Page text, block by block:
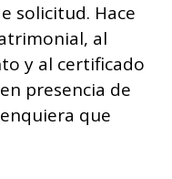
solicitud. Hace
al
y al certificado
presencia de
que